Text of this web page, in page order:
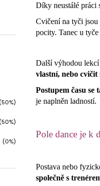
(50%)
(50%)
(0%)
Díky neustálé práci
Cvičení na tyči jsou
pocity. Tanec u
Další výhodou lekcí
vlastní, nebo
Postupem času se
je naplněn ladností.
Pole dance je k
Postava nebo
společně s
OBLEČENÍ NA
LEO
1 950 Kč